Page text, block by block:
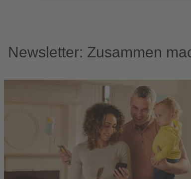
Newsletter: Zusammen